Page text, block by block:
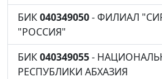
БИК040349050- ФИЛИАЛ
"РОССИЯ"
БИК040349055-
РЕСПУБЛИКИ АБХАЗИЯ